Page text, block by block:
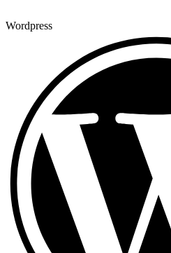
Wordpress